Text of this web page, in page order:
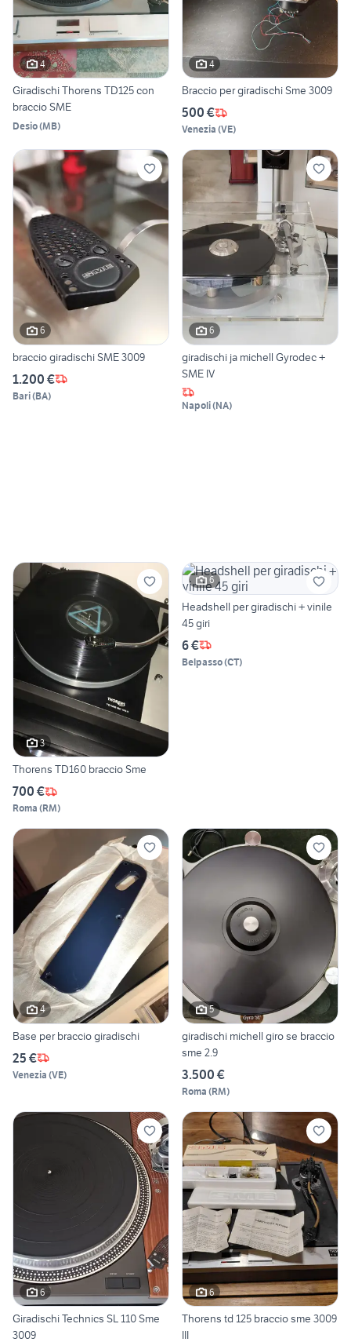
4
Giradischi Thorens TD125 con
braccio SME
Desio(MB)
4
Braccio per giradischi Sme 3009
500 €
Venezia (VE)
6
braccio giradischi SME 3009
1.200 €
Bari(BA)
6
giradischi ja michell Gyrodec +
SME IV
Napoli(NA)
3
Thorens TD160 braccio Sme
700 €
Roma (RM)
6
Headshell per giradischi + vinile
45 giri
6 €
Belpasso(CT)
4
Base per braccio giradischi
25 €
Venezia (VE)
5
giradischi michell giro se braccio
sme 2.9
3.500 €
Roma (RM)
6
Giradischi Technics SL 110 Sme
3009
6
Thorens td 125 braccio sme 3009
III